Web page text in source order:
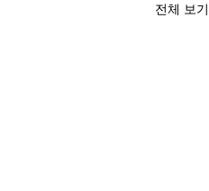
전체 보기